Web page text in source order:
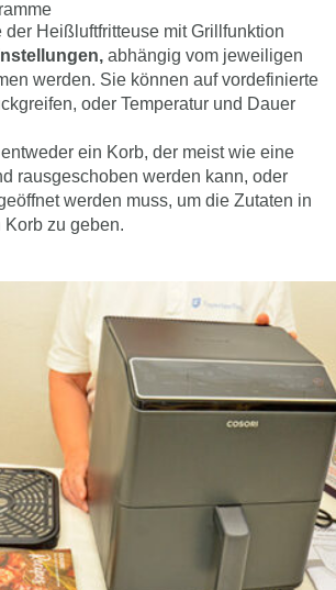
der Heißluftfritteuse mit Grillfunktion
abhängig vom jeweiligen
werden. Sie können auf vordefinierte
oder Temperatur und Dauer
ein Korb, der meist wie eine
rausgeschoben werden kann, oder
werden muss, um die Zutaten in
zu geben.